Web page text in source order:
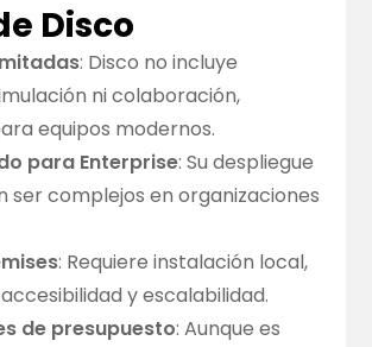
Disco
: Disco no incluye
ni colaboración,
equipos modernos.
para Enterprise: Su despliegue
ser complejos en organizaciones
: Requiere instalación local,
y escalabilidad.
de presupuesto: Aunque es